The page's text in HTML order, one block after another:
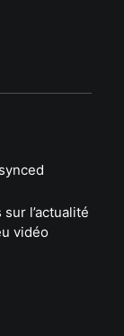
l’actualité
vidéo